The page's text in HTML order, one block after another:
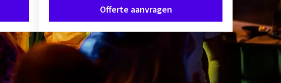
Offerte aanvragen